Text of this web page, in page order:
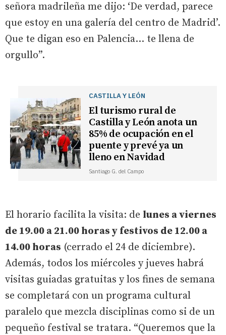
señora madrileña me dijo: ‘De verdad, parece
que estoy en una galería del centro de Madrid’.
Que te digan eso en Palencia… te llena de
orgullo”.
CASTILLA Y LEÓN
El turismo rural de
Castilla y León anota un
85% de ocupación en el
puente y prevé ya un
lleno en Navidad
Santiago G. del Campo
El horario facilita la visita: de lunes a viernes
de 19.00 a 21.00 horas y festivos de 12.00 a
14.00 horas (cerrado el 24 de diciembre).
Además, todos los miércoles y jueves habrá
visitas guiadas gratuitas y los fines de semana
se completará con un programa cultural
paralelo que mezcla disciplinas como si de un
pequeño festival se tratara. “Queremos que la